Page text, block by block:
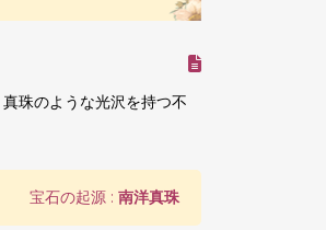
珠のような光沢を持つ不
宝石の起源 : 南洋真珠